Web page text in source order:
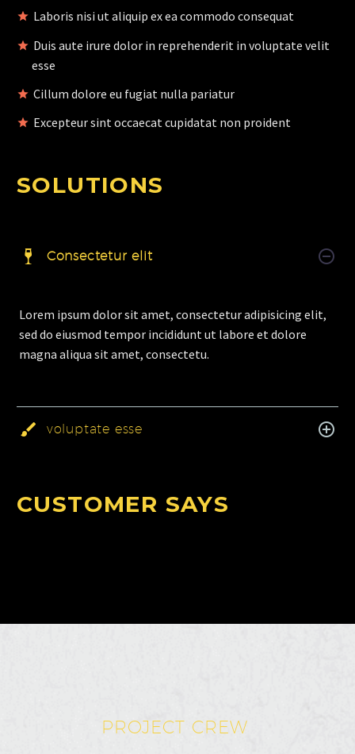
Laboris nisi ut aliquip ex ea commodo consequat
Duis aute irure dolor in reprehenderit in voluptate velit
esse
Cillum dolore eu fugiat nulla pariatur
Excepteur sint occaecat cupidatat non proident
SOLUTIONS
Consectetur elit
Lorem ipsum dolor sit amet, consectetur adipisicing elit,
sed do eiusmod tempor incididunt ut labore et dolore
magna aliqua sit amet, consectetu.
voluptate esse
CUSTOMER SAYS
PROJECT CREW